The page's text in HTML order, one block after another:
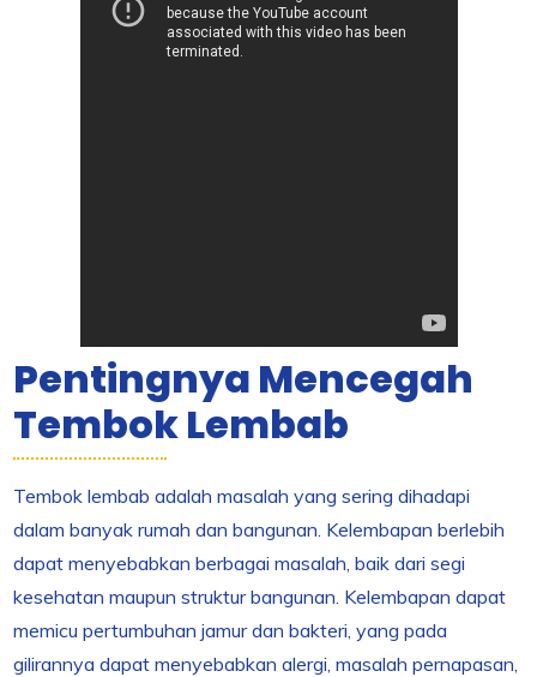
Pentingnya Mencegah
Tembok Lembab
Tembok lembab adalah masalah yang sering dihadapi
dalam banyak rumah dan bangunan. Kelembapan berlebih
dapat menyebabkan berbagai masalah, baik dari segi
kesehatan maupun struktur bangunan. Kelembapan dapat
memicu pertumbuhan jamur dan bakteri, yang pada
gilirannya dapat menyebabkan alergi, masalah pernapasan,